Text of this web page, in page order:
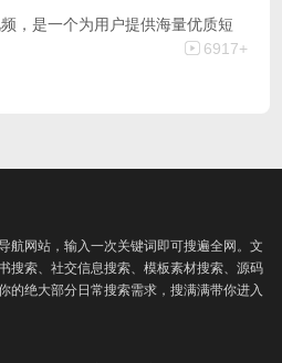
，是一个为用户提供海量优质短
6917+
航网站，输入一次关键词即可搜遍全网。文
搜索、社交信息搜索、模板素材搜索、源码
的绝大部分日常搜索需求，搜满满带你进入